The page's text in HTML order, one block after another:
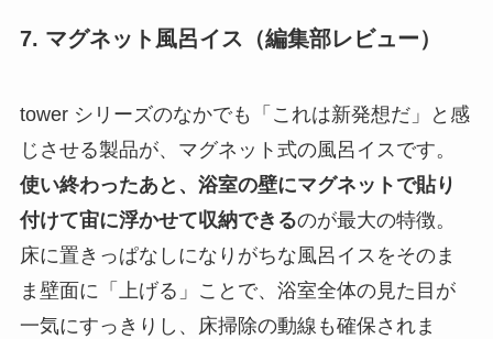
7. マグネット風呂イス（編集部レビュー）
tower シリーズのなかでも「これは新発想だ」と感
じさせる製品が、マグネット式の風呂イスです。
使い終わったあと、浴室の壁にマグネットで貼り
付けて宙に浮かせて収納できるのが最大の特徴。
床に置きっぱなしになりがちな風呂イスをそのま
ま壁面に「上げる」ことで、浴室全体の見た目が
一気にすっきりし、床掃除の動線も確保されま